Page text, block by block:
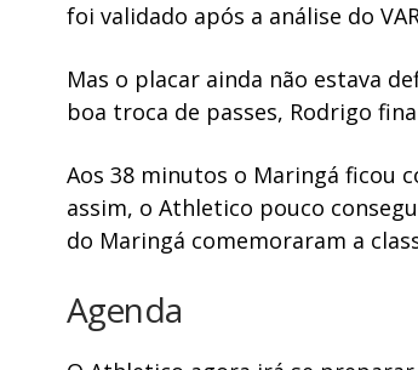
foi validado após a análise do
Mas o placar ainda não estava
boa troca de passes, Rodrigo
Aos 38 minutos o Maringá ficou
assim, o Athletico pouco
do Maringá comemoraram a
Agenda